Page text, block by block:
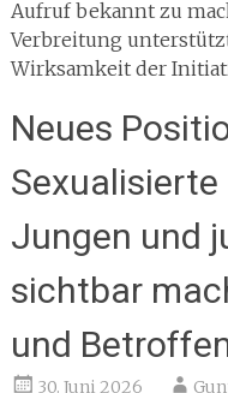
Aufruf bekannt zu
Verbreitung
Wirksamkeit der
Neues
Jungen und
sichtbar
und
30. Juni 2026